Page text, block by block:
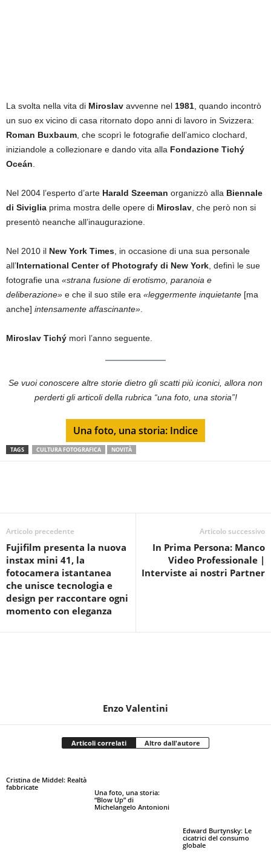
La svolta nella vita di Miroslav avvenne nel 1981, quando incontrò
un suo ex vicino di casa ritornato dopo anni di lavoro in Svizzera:
Roman Buxbaum, che scoprì le fotografie dell’amico clochard,
iniziandole a collezionare e dando vita alla Fondazione Tichý
Oceán.
Nel 2004 l’esperto d’arte Harald Szeeman organizzò alla Biennale
di Siviglia prima mostra delle opere di Miroslav, che però non si
presentò neanche all’inaugurazione.
Nel 2010 il New York Times, in occasione di una sua personale
all’International Center of Photografy di New York, definì le sue
fotografie una «strana fusione di erotismo, paranoia e
deliberazione» e che il suo stile era «leggermente inquietante [ma
anche] intensamente affascinante».
Miroslav Tichý morì l’anno seguente.
Se vuoi conoscere altre storie dietro gli scatti più iconici, allora non
perderti gli articoli della rubrica “una foto, una storia”!
Una foto, una storia: Indice
TAGS CULTURA FOTOGRAFICA NOVITÀ
Articolo precedente
Fujifilm presenta la nuova
instax mini 41, la
fotocamera istantanea
che unisce tecnologia e
design per raccontare ogni
momento con eleganza
Articolo successivo
In Prima Persona: Manco
Video Professionale |
Interviste ai nostri Partner
Enzo Valentini
Articoli correlati Altro dall'autore
Cristina de Middel: Realtà
fabbricate
Una foto, una storia:
“Blow Up” di
Michelangelo Antonioni
Edward Burtynsky: Le
cicatrici del consumo
globale